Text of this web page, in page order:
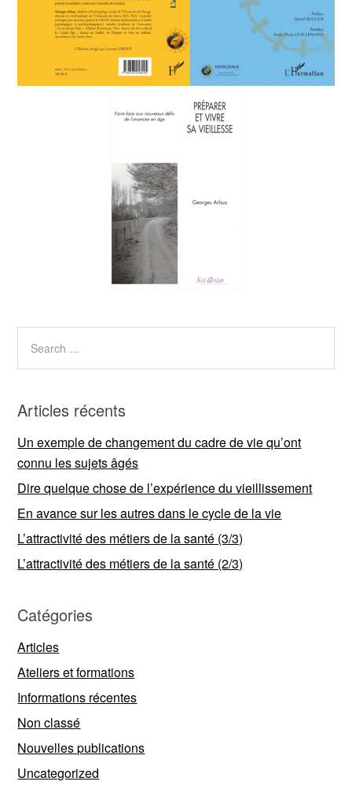
Articles récents
Un exemple de changement du cadre de vie qu’ont
connu les sujets âgés
Dire quelque chose de l’expérience du vieillissement
En avance sur les autres dans le cycle de la vie
L’attractivité des métiers de la santé (3/3)
L’attractivité des métiers de la santé (2/3)
Catégories
Articles
Ateliers et formations
Informations récentes
Non classé
Nouvelles publications
Uncategorized